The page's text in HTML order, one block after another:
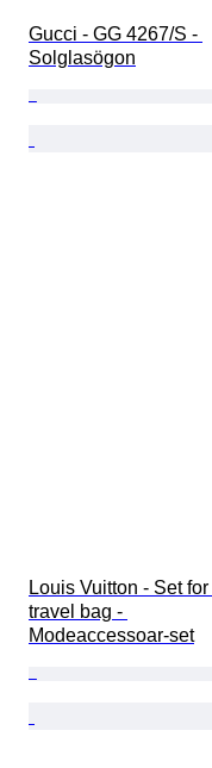
Gucci - GG 4267/S -
Solglasögon
Louis Vuitton - Set for
travel bag -
Modeaccessoar-set